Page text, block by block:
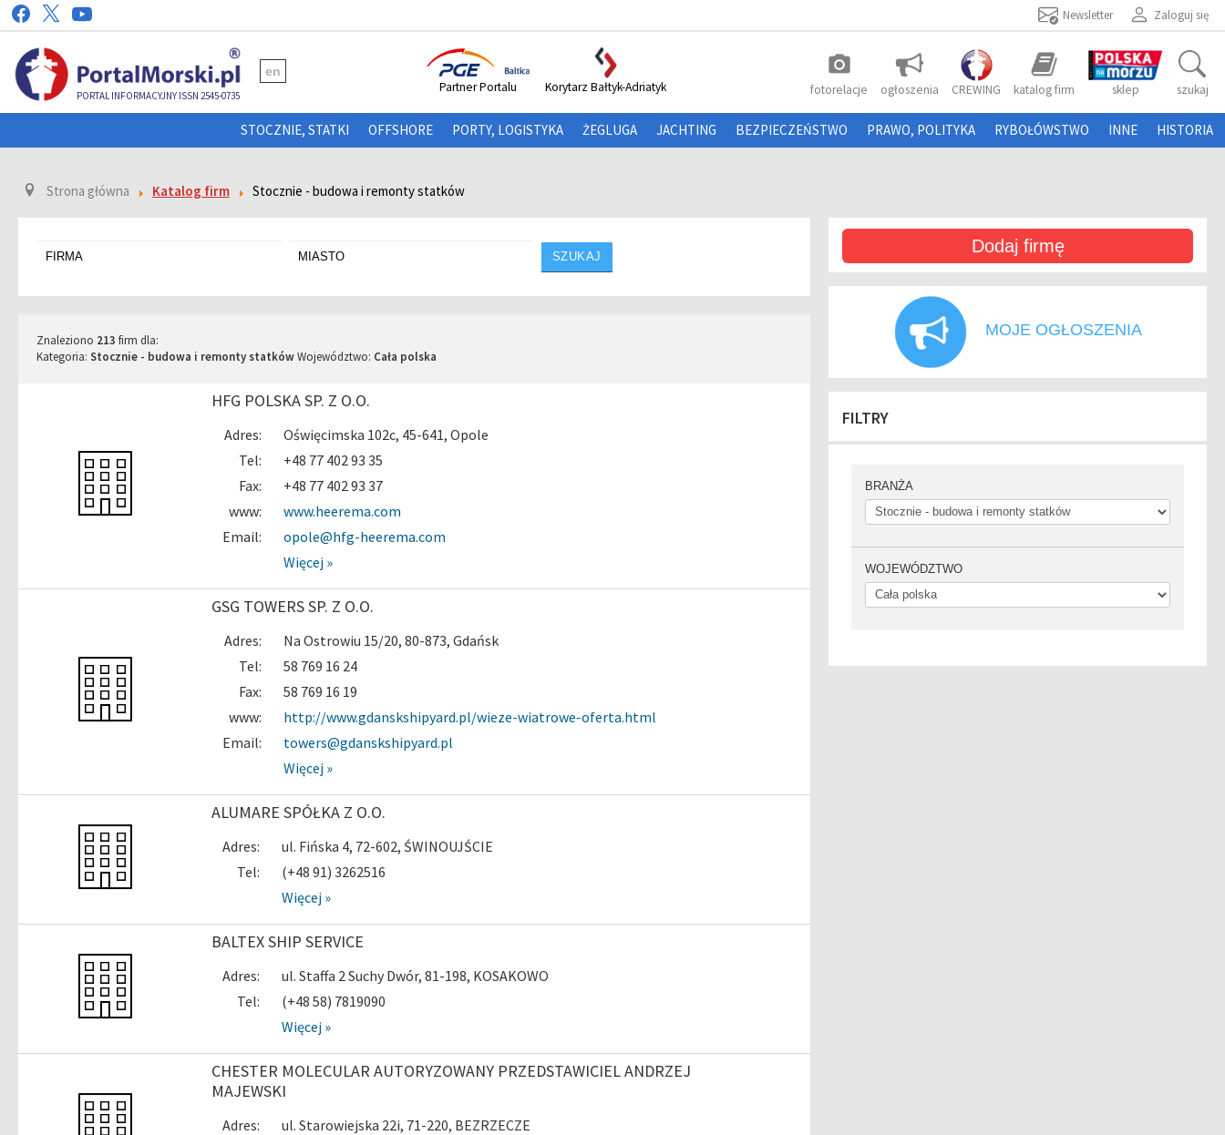
Zaloguj się
Newsletter
PORTAL INFORMACYJNY ISSN 2545-0735
en photo_camera
fotorelacje ogłoszenia CREWING katalog firm sklep szukaj
Partner Portalu Korytarz Bałtyk-Adriatyk
STOCZNIE, STATKI OFFSHORE PORTY, LOGISTYKA ŻEGLUGA JACHTING BEZPIECZEŃSTWO PRAWO, POLITYKA RYBOŁÓWSTWO INNE HISTORIA
Strona główna Katalog firm Stocznie - budowa i remonty statków
SZUKAJ
Znaleziono 213 firm dla:
Kategoria: Stocznie - budowa i remonty statkówWojewództwo: Cała polska
HFG POLSKA SP. Z O.O.
Adres:
Oświęcimska 102c, 45-641, Opole
Tel:
+48 77 402 93 35
Fax:
+48 77 402 93 37
www:
www.heerema.com
Email:
opole@hfg-heerema.com
Więcej »
GSG TOWERS SP. Z O.O.
Adres:
Na Ostrowiu 15/20, 80-873, Gdańsk
Tel:
58 769 16 24
Fax:
58 769 16 19
www:
http://www.gdanskshipyard.pl/wieze-wiatrowe-oferta.html
Email:
towers@gdanskshipyard.pl
Więcej »
ALUMARE SPÓŁKA Z O.O.
Adres:
ul. Fińska 4, 72-602, ŚWINOUJŚCIE
Tel:
(+48 91) 3262516
Więcej »
BALTEX SHIP SERVICE
Adres:
ul. Staffa 2 Suchy Dwór, 81-198, KOSAKOWO
Tel:
(+48 58) 7819090
Więcej »
CHESTER MOLECULAR AUTORYZOWANY PRZEDSTAWICIEL ANDRZEJ
MAJEWSKI
Adres:
ul. Starowiejska 22i, 71-220, BEZRZECZE
Dodaj firmę
MOJE OGŁOSZENIA
FILTRY
BRANŻA
WOJEWÓDZTWO